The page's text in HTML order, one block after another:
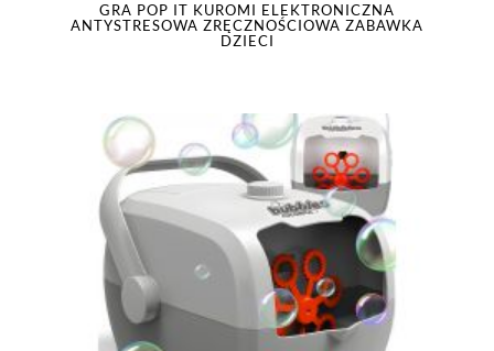
GRA POP IT KUROMI ELEKTRONICZNA
ANTYSTRESOWA ZRĘCZNOŚCIOWA ZABAWKA
DZIECI